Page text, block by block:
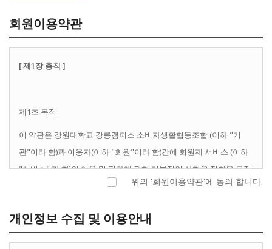
회원이용약관
[ 제1장 총칙 ]
제1조 목적
이 약관은 강원대학교 강릉캠퍼스 소비자생활협동조합 (이하 "기
관"이라 함)과 이용자(이하 "회원"이라 함)간에 회원제 서비스 (이하
"서비스" 라 함)의 이용 및 절차에 관한 기본적인 사항을 정함을 목적
제2조 이용약관의 효력 및 변경
위의 '회원이용약관'에 동의 합니다.
개인정보 수집 및 이용안내